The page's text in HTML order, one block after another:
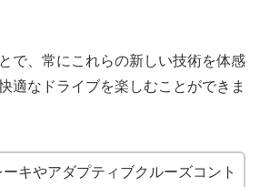
で、常にこれらの新しい技術を体感
適なドライブを楽しむことができま
ーキやアダプティブクルーズコント